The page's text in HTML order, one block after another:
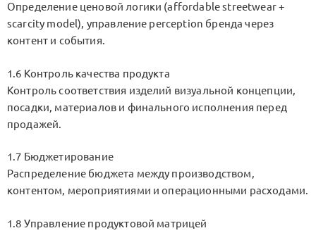
Определение ценовой логики (affordable streetwear +
scarcity model), управление perception бренда через
контент и события.
1.6 Контроль качества продукта
Контроль соответствия изделий визуальной концепции,
посадки, материалов и финального исполнения перед
продажей.
1.7 Бюджетирование
Распределение бюджета между производством,
контентом, мероприятиями и операционными расходами.
1.8 Управление продуктовой матрицей